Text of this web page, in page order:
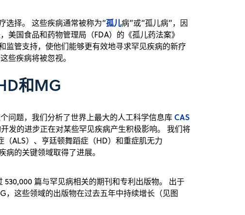
选择。 这些疾病通常被称为“孤儿病”或“孤儿病”，因
美国食品和药物管理局（FDA）的《孤儿药法案》
监管支持，使他们能够更有效地寻求罕见疾病的新疗
些疾病将被忽视。
和MG
问题，我们分析了世界上最大的人工科学信息库 CAS
发的进步正在对某些罕见疾病产生积极影响。 我们将
ALS）、亨廷顿舞蹈症（HD）和重症肌无力
病的关键领域取得了进展。
篇与罕见病相关的期刊和专利出版物。 出于
，这些领域的出版物在过去五年中持续增长（见图